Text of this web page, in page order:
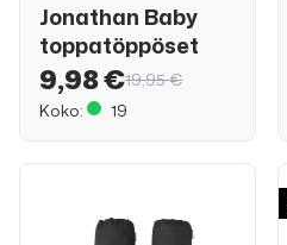
Jonathan Baby
toppatöppöset
9,98 €19,95 €
Koko:
19